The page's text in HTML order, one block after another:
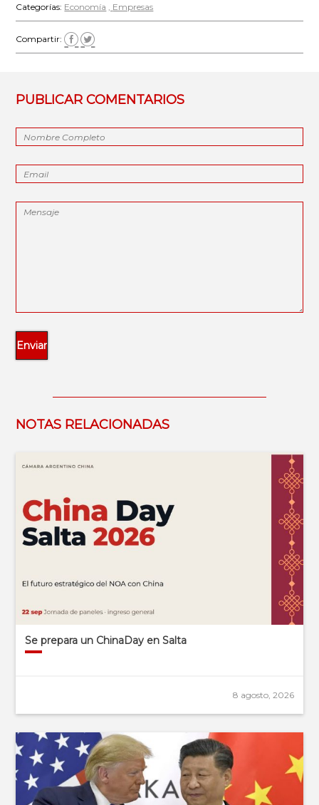
Categorías: Economía Empresas
Compartir:
PUBLICAR COMENTARIOS
NOTAS RELACIONADAS
Se prepara un ChinaDay en Salta
8 agosto, 2026